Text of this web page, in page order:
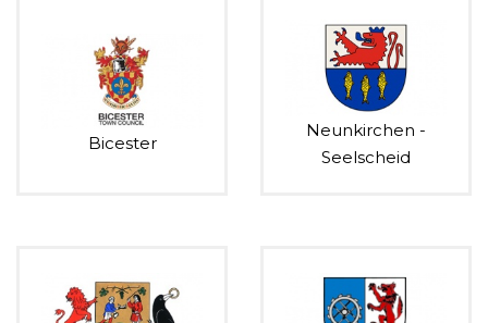
Bicester
Neunkirchen -
Seelscheid